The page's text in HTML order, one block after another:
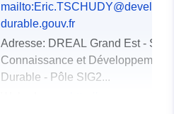
durable.gouv.fr
Adresse: DREAL Grand Est -
Connaissance et Développement
Durable - Pôle SIG2...